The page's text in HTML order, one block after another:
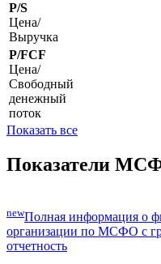
P/S
Цена/
Выручка
P/FCF
Цена/
Свободный
денежный
поток
Показать все
Показатели
newПолная информация о
организации по МСФО с
отчетность